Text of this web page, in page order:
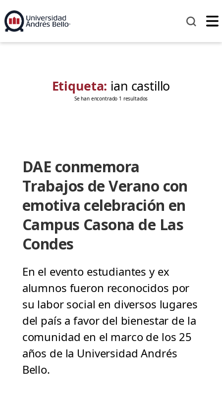
Etiqueta: ian castillo
Se han encontrado 1 resultados
DAE conmemora
Trabajos de Verano con
emotiva celebración en
Campus Casona de Las
Condes
En el evento estudiantes y ex
alumnos fueron reconocidos por
su labor social en diversos lugares
del país a favor del bienestar de la
comunidad en el marco de los 25
años de la Universidad Andrés
Bello.